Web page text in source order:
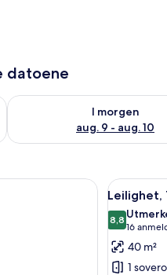
datoene
- aug. 9
I morgen
aug. 9 - aug. 10
Sjekk tilgjengelighet for i
safe på rommet, skrivebord
Åpne
alle
bildene
av
Leilighet,
14
Leilighet,
8,88,8 av 10
16
(16
40 m²
1